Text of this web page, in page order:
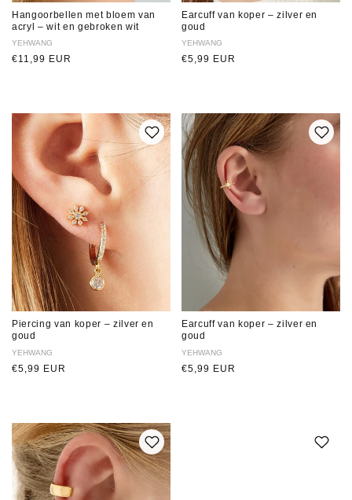
Hangoorbellen met bloem van
acryl – wit en gebroken wit
Verkoper:
YEHWANG
Normale
€11,99 EUR
Earcuff van koper – zilver en
goud
Verkoper:
YEHWANG
Normale
€5,99 EUR
Piercing van koper – zilver en
goud
Verkoper:
YEHWANG
Normale
€5,99 EUR
Earcuff van koper – zilver en
goud
Verkoper:
YEHWANG
Normale
€5,99 EUR